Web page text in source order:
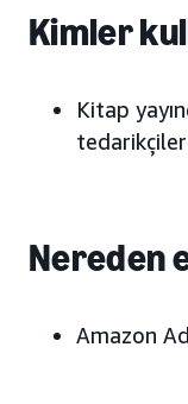
Kimler
Kitap
tedarikçiler
Nereden
Amazon